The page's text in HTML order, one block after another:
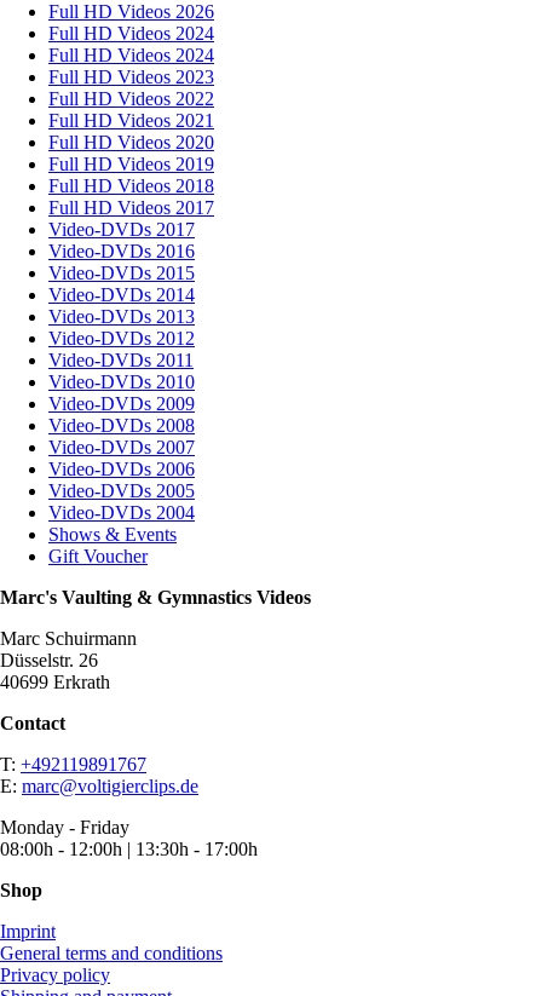
Full HD Videos 2026
Full HD Videos 2024
Full HD Videos 2024
Full HD Videos 2023
Full HD Videos 2022
Full HD Videos 2021
Full HD Videos 2020
Full HD Videos 2019
Full HD Videos 2018
Full HD Videos 2017
Video-DVDs 2017
Video-DVDs 2016
Video-DVDs 2015
Video-DVDs 2014
Video-DVDs 2013
Video-DVDs 2012
Video-DVDs 2011
Video-DVDs 2010
Video-DVDs 2009
Video-DVDs 2008
Video-DVDs 2007
Video-DVDs 2006
Video-DVDs 2005
Video-DVDs 2004
Shows & Events
Gift Voucher
Marc's Vaulting & Gymnastics Videos
Marc Schuirmann
Düsselstr. 26
40699 Erkrath
Contact
T: +492119891767
E: marc@voltigierclips.de
Monday - Friday
08:00h - 12:00h | 13:30h - 17:00h
Shop
Imprint
General terms and conditions
Privacy policy